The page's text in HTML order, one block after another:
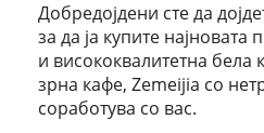
Добредојдени сте да
за да ја купите
и висококвалитетна бела
зрна кафе, Zemeijia со
соработува со вас.